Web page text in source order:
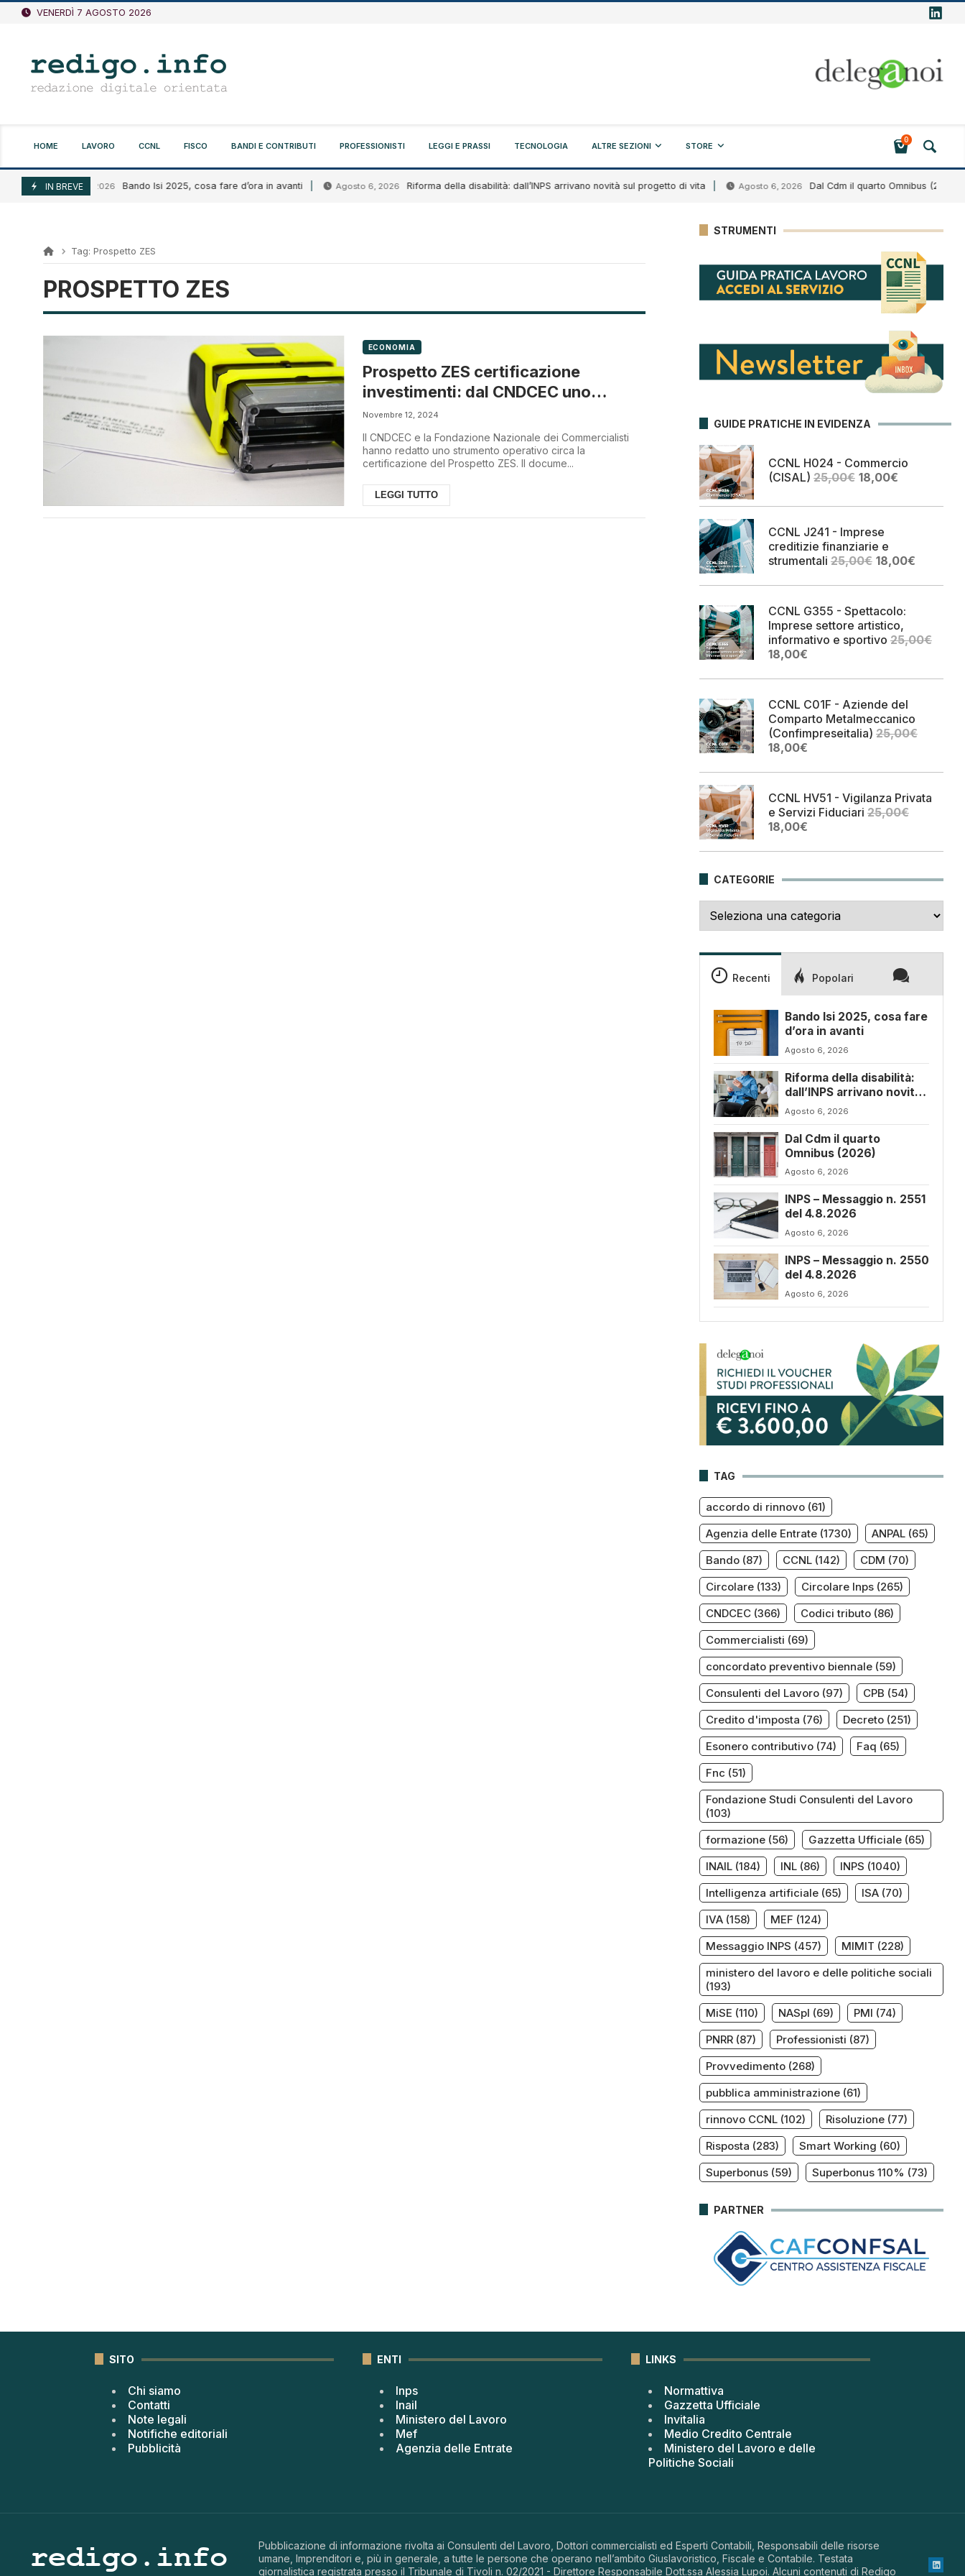
Vai
VENERDÌ 7 AGOSTO 2026
HOME LAVORO CCNL FISCO BANDI E CONTRIBUTI PROFESSIONISTI LEGGI E PRASSI TECNOLOGIA ALTRE SEZIONI STORE
0
IN BREVE
Agosto 6, 2026 Bando Isi 2025, cosa fare d’ora in avanti Agosto 6, 2026 Riforma della disabilità: dall’INPS arrivano novità sul progetto di vita Agosto 6, 2026 Dal Cdm il quarto Omnibus (2026)
Tag: Prospetto ZES
PROSPETTO ZES
ECONOMIA
Prospetto ZES certificazione
investimenti: dal CNDCEC uno
strumento operativo
Novembre 12, 2024
Il CNDCEC e la Fondazione Nazionale dei Commercialisti
hanno redatto uno strumento operativo circa la
certificazione del Prospetto ZES. Il docume...
LEGGI TUTTO
STRUMENTI
GUIDE PRATICHE IN EVIDENZA
CCNL H024 - Commercio
(CISAL) 25,00€ Il
originale
25,00€.
18,00€Il
attuale
CCNL J241 - Imprese
creditizie finanziarie e
strumentali 25,00€ Il
originale
25,00€.
18,00€Il
attuale
CCNL G355 - Spettacolo:
Imprese settore artistico,
informativo e sportivo 25,00€
Il
originale
25,00€.
18,00€Il
attuale
18,00€.
CCNL C01F - Aziende del
Comparto Metalmeccanico
(Confimpreseitalia) 25,00€
Il
originale
25,00€.
18,00€Il
attuale
18,00€.
CCNL HV51 - Vigilanza Privata
e Servizi Fiduciari 25,00€
Il
originale
25,00€.
18,00€Il
attuale
18,00€.
CATEGORIE
Recenti Popolari
Bando Isi 2025, cosa fare
d’ora in avanti
Agosto 6, 2026
Riforma della disabilità:
dall’INPS arrivano novità
sul progetto di vita
Agosto 6, 2026
Dal Cdm il quarto
Omnibus (2026)
Agosto 6, 2026
INPS – Messaggio n. 2551
del 4.8.2026
Agosto 6, 2026
INPS – Messaggio n. 2550
del 4.8.2026
Agosto 6, 2026
TAG
accordo di rinnovo(61)
Agenzia delle Entrate(1730) ANPAL(65)
Bando(87) CCNL(142) CDM (70)
Circolare(133) Circolare Inps(265)
CNDCEC(366) Codici tributo(86)
Commercialisti (69)
concordato preventivo biennale(59)
Consulenti del Lavoro(97) CPB (54)
Credito d'imposta (76) Decreto(251)
Esonero contributivo(74) Faq (65)
Fnc (51)
Fondazione Studi Consulenti del Lavoro
(103)
formazione(56) Gazzetta Ufficiale(65)
INAIL(184) INL(86) INPS (1040)
Intelligenza artificiale(65) ISA(70)
IVA(158) MEF (124)
Messaggio INPS (457) MIMIT (228)
ministero del lavoro e delle politiche sociali
(193)
MiSE (110) NASpI (69) PMI (74)
PNRR(87) Professionisti (87)
Provvedimento(268)
pubblica amministrazione(61)
rinnovo CCNL(102) Risoluzione(77)
Risposta (283) Smart Working (60)
Superbonus(59) Superbonus 110% (73)
PARTNER
SITO
Chi siamo
Contatti
Note legali
Notifiche editoriali
Pubblicità
ENTI
Inps
Inail
Ministero del Lavoro
Mef
Agenzia delle Entrate
LINKS
Normattiva
Gazzetta Ufficiale
Invitalia
Medio Credito Centrale
Ministero del Lavoro e delle
Politiche Sociali
Pubblicazione di informazione rivolta ai Consulenti del Lavoro, Dottori commercialisti ed Esperti Contabili, Responsabili delle risorse
umane, Imprenditori e, più in generale, a tutte le persone che operano nell’ambito Giuslavoristico, Fiscale e Contabile. Testata
giornalistica registrata presso il Tribunale di Tivoli n. 02/2021 - Direttore Responsabile Dott.ssa Alessia Lupoi. Alcuni contenuti di Redigo